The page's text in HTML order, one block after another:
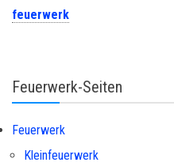
feuerwerk
Feuerwerk-Seiten
Feuerwerk
Kleinfeuerwerk